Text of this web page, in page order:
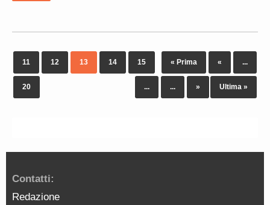
« Prima « ...
11 12 13 14 15
...
20 ... » Ultima »
Contatti:
Redazione